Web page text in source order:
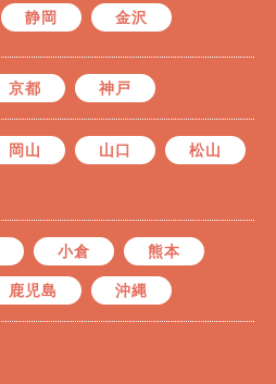
静岡 金沢
京都 神戸
岡山 山口 松山
小倉 熊本
鹿児島 沖縄